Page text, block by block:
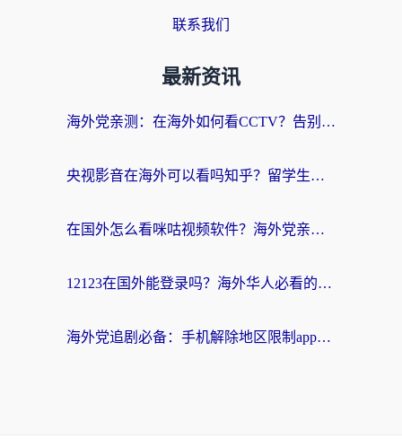
联系我们
最新资讯
海外党亲测：在海外如何看CCTV？告别“仅限大陆播放”的实用指南
央视影音在海外可以看吗知乎？留学生亲测：3步解决地域限制+追剧自由
在国外怎么看咪咕视频软件？海外党亲测有效的回国加速方案
12123在国外能登录吗？海外华人必看的回国加速实用指南
海外党追剧必备：手机解除地区限制app怎么选？解决央视视频&国内剧地区限制全指南